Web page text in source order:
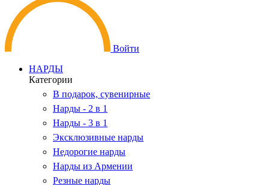
Войти
НАРДЫ
Категории
В подарок, сувенирные
Нарды - 2 в 1
Нарды - 3 в 1
Эксклюзивные нарды
Недорогие нарды
Нарды из Армении
Резные нарды